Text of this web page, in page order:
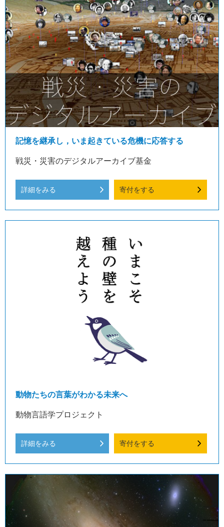
記憶を継承し，いま起きている危機に応答する
戦災・災害のデジタルアーカイブ基金
詳細をみる 寄付をする
動物たちの言葉がわかる未来へ
動物言語学プロジェクト
詳細をみる 寄付をする